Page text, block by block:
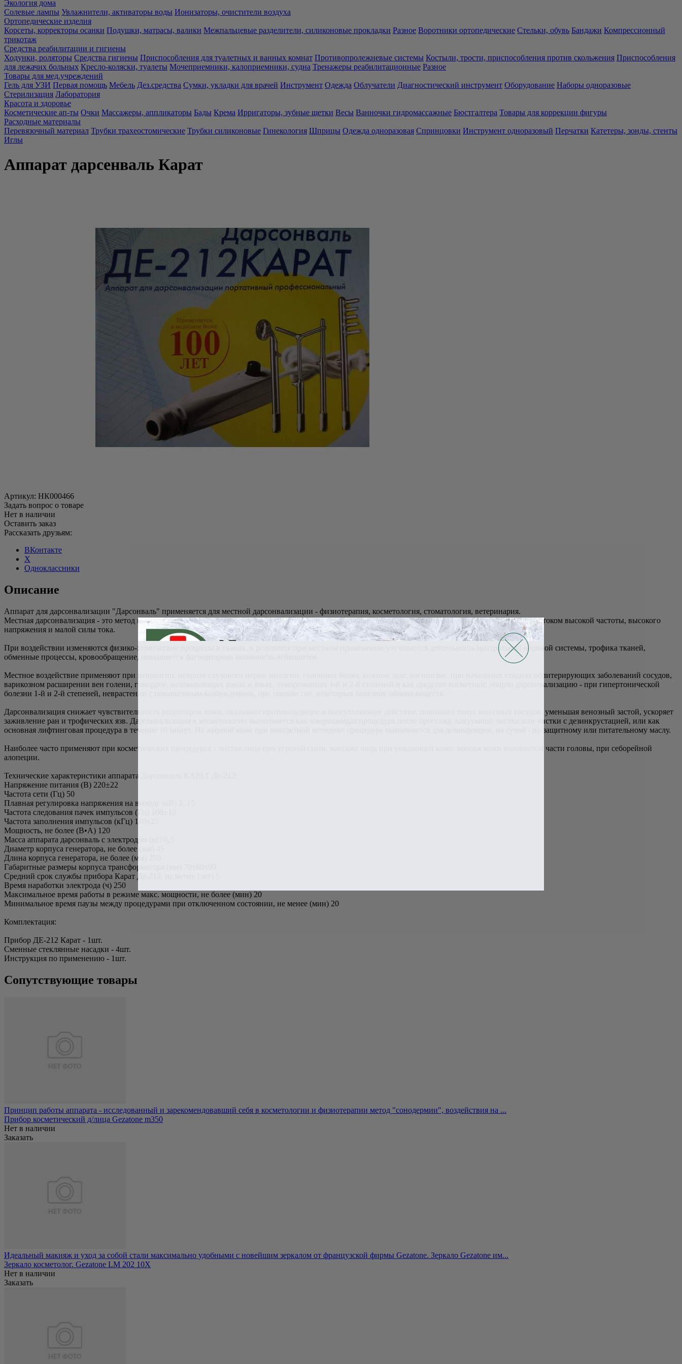
Экология дома
Солевые лампы Увлажнители, активаторы воды Ионизаторы, очистители воздуха
Ортопедические изделия
Корсеты, корректоры осанки Подушки, матрасы, валики Межпальцевые разделители, силиконовые прокладки Разное Воротники ортопедические Стельки, обувь Бандажи Компрессионный
трикотаж
Средства реабилитации и гигиены
Ходунки, роляторы Средства гигиены Приспособления для туалетных и ванных комнат Противопролежневые системы Костыли, трости, приспособления против скольжения Приспособления
для лежачих больных Кресло-коляски, туалеты Мочеприемники, калоприемники, судна Тренажеры реабилитационные Разное
Товары для мед.учреждений
Гель для УЗИ Первая помощь Мебель Дез.средства Сумки, укладки для врачей Инструмент Одежда Облучатели Диагностический инструмент Оборудование Наборы одноразовые
Стерилизация Лаборатория
Красота и здоровье
Косметические ап-ты Очки Массажеры, аппликаторы Бады Крема Ирригаторы, зубные щетки Весы Ванночки гидромассажные Бюстгалтера Товары для коррекции фигуры
Расходные материалы
Перевязочный материал Трубки трахеостомические Трубки силиконовые Гинекология Шприцы Одежда одноразовая Спринцовки Инструмент одноразовый Перчатки Катетеры, зонды, стенты
Иглы
Аппарат дарсенваль Карат
Артикул: НК000466
Задать вопрос о товаре
Нет в наличии
Оставить заказ
Рассказать друзьям:
ВКонтакте
X
Одноклассники
Описание
Аппарат для дарсонвализации "Дарсонваль" применяется для местной дарсонвализации - физиотерапия, косметология, стоматология, ветеринария.
Местная дарсонвализация - это метод высококачественной электротерапии, при которой на тело человека воздействуют импульсным быстрозатухающим током высокой частоты, высокого
напряжения и малой силы тока.
При воздействии изменяются физико-химические процессы в тканях, в результате при местном применении улучшаются деятельность центральной нервной системы, трофика тканей,
обменные процессы, кровообращение, повышается фагоцитарная активность лейкоцитов.
Местное воздействие применяют при невралгии, неврите слухового нерва, миалгии, головных болях, кожном зуде, вагинизме, при начальных стадиях облитерирующих заболеваний сосудов,
варикозном расширении вен голени, геморрое, незаживающих ранах и язвах, отморожениях 1-й и 2-й степеней и как средство косметики; общую дарсонвализацию - при гипертонической
болезни 1-й и 2-й степеней, неврастении с повышенным возбуждением, при плохом сне, некоторых болезнях обмена веществ.
Дарсонвализация снижает чувствительность рецепторов кожи, оказывает противозудящее и болеутоляющее действие, повышает тонус венозных сосудов, уменьшая венозный застой, ускоряет
заживление ран и трофических язв. Дарсонвализация в косметологии выполняется как завершающая процедура после броссажа, вакуумной чистки или чистки с дезинкрустацией, или как
основная лифтинговая процедура в течение 10 минут. На жирной коже при контактной методике процедура выполняется для дезинфекции, на сухой - по защитному или питательному маслу.
Наиболее часто применяют при косметических процедурах - чистке лица при угревой сыпи, массаже лица при увядающей коже, массаж кожи волосистой части головы, при себорейной
алопеции.
Технические характеристики аппарата Дарсонваль КАРАТ Де-212:
Напряжение питания (В) 220±22
Частота сети (Гц) 50
Плавная регулировка напряжения на выходе (кВ) 2..15
Частота следования пачек импульсов (Гц) 100±10
Частота заполнения импульсов (кГц) 110±25
Мощность, не более (В•А) 120
Масса аппарата дарсонваль с электродом (кг) 0,5
Диаметр корпуса генератора, не более (мм) 45
Длина корпуса генератора, не более (мм) 250
Габаритные размеры корпуса трансформатора (мм) 70х80х90
Средний срок службы прибора Карат Де-212, не менее (лет) 5
Время наработки электрода (ч) 250
Максимальное время работы в режиме макс. мощности, не более (мин) 20
Минимальное время паузы между процедурами при отключенном состоянии, не менее (мин) 20
Комплектация:
Прибор ДЕ-212 Карат - 1шт.
Сменные стеклянные насадки - 4шт.
Инструкция по применению - 1шт.
Сопутствующие товары
Принцип работы аппарата - исследованный и зарекомендовавший себя в косметологии и физиотерапии метод "сонодермии", воздействия на ...
Прибор косметический д/лица Gezatone m350
Нет в наличии
Заказать
Идеальный макияж и уход за собой стали максимально удобными с новейшим зеркалом от французской фирмы Gezatone. Зеркало Gezatone им...
Зеркало косметолог. Gezatone LM 202 10Х
Нет в наличии
Заказать